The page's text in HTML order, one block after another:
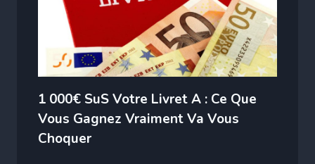
1 000€ SuS Votre Livret A : Ce Que
Vous Gagnez Vraiment Va Vous
Choquer